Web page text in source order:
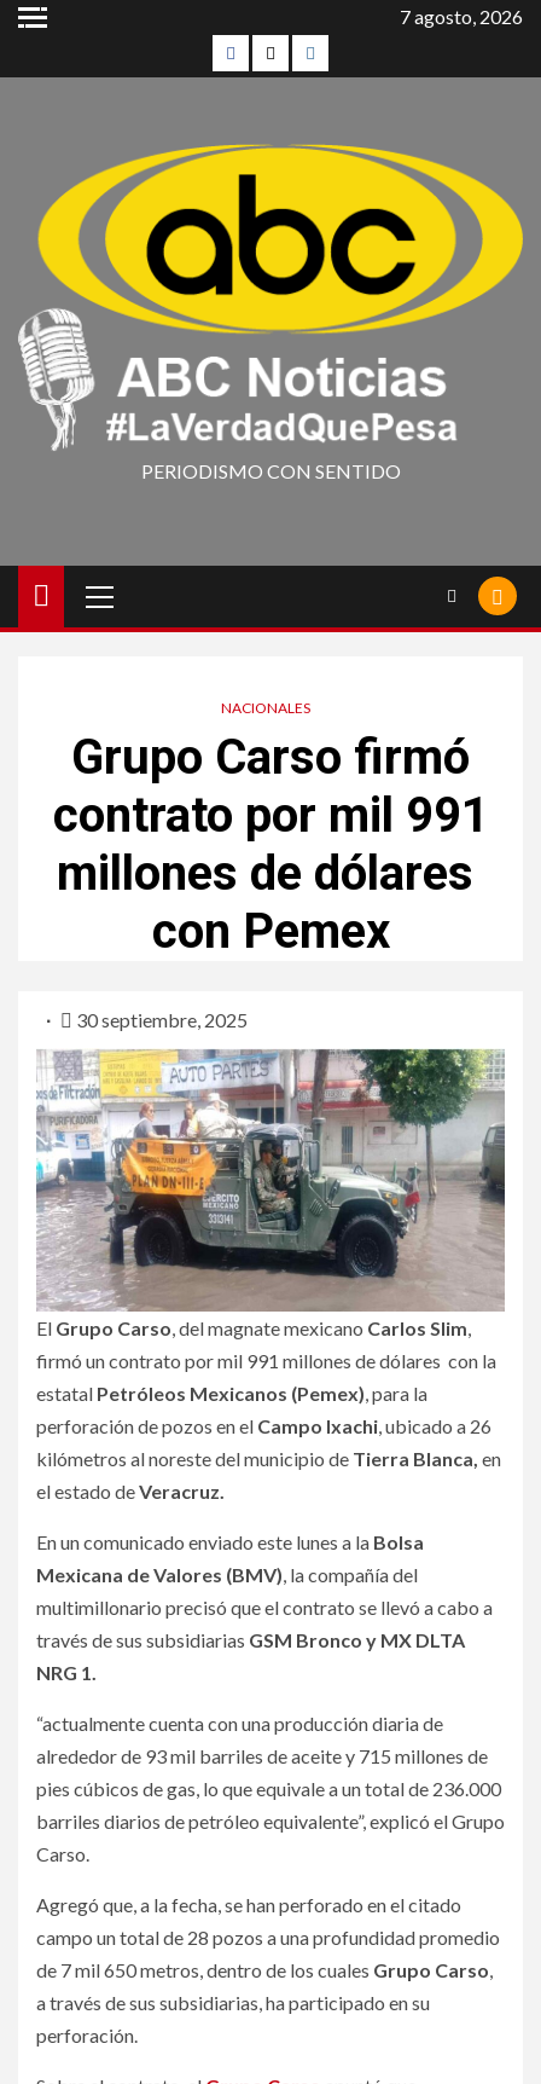
7 agosto, 2026
PERIODISMO CON SENTIDO
NACIONALES
Grupo Carso firmó
contrato por mil 991
millones de dólares
con Pemex
30 septiembre, 2025
El Grupo Carso, del magnate mexicano Carlos Slim,
firmó un contrato por mil 991 millones de dólares con la
estatal Petróleos Mexicanos (Pemex), para la
perforación de pozos en el Campo Ixachi, ubicado a 26
kilómetros al noreste del municipio de Tierra Blanca, en
el estado deVeracruz.
En un comunicado enviado este lunes a la Bolsa
Mexicana de Valores (BMV), la compañía del
multimillonario precisó que el contrato se llevó a cabo a
través de sus subsidiarias GSM Bronco y MX DLTA
NRG 1.
“actualmente cuenta con una producción diaria de
alrededor de 93 mil barriles de aceite y 715 millones de
pies cúbicos de gas, lo que equivale a un total de 236.000
barriles diarios de petróleo equivalente”, explicó el Grupo
Carso.
Agregó que, a la fecha, se han perforado en el citado
campo un total de 28 pozos a una profundidad promedio
de 7 mil 650 metros, dentro de los cuales Grupo Carso,
a través de sus subsidiarias, ha participado en su
perforación.